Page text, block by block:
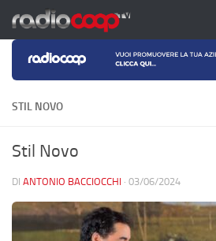
Salta al contenuto
STIL NOVO
Stil Novo
DI ANTONIO BACCIOCCHI · 03/06/2024